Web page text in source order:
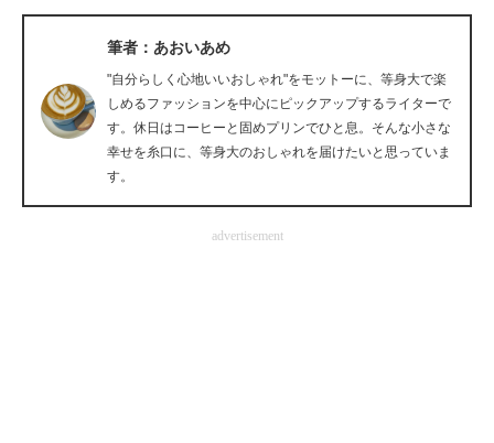
企業ITのトレンドを詳説
経営リーダーのコミュニティ
マーケ×ITの今がよく分かる
ITエンジニア向け専門サイト
企業向けIT製品の総合サイト
筆者：あおいあめ
"自分らしく心地いいおしゃれ"をモットーに、等身大で楽
しめるファッションを中心にピックアップするライターで
す。休日はコーヒーと固めプリンでひと息。そんな小さな
幸せを糸口に、等身大のおしゃれを届けたいと思っていま
す。
advertisement